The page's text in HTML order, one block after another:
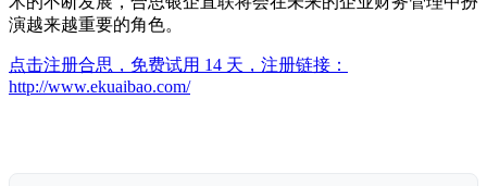
演越来越重要的角色。
点击注册合思，免费试用 14 天，注册链接：
http://www.ekuaibao.com/